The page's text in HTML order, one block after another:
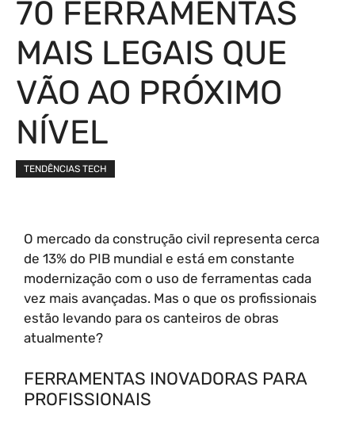
70 FERRAMENTAS
MAIS LEGAIS QUE
VÃO AO PRÓXIMO
NÍVEL
TENDÊNCIAS TECH
O mercado da construção civil representa cerca
de 13% do PIB mundial e está em constante
modernização com o uso de ferramentas cada
vez mais avançadas. Mas o que os profissionais
estão levando para os canteiros de obras
atualmente?
FERRAMENTAS INOVADORAS PARA
PROFISSIONAIS